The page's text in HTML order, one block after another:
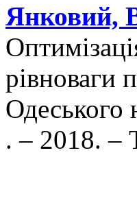
Янковий,
рівноваги
Одеського
. – 2018. –